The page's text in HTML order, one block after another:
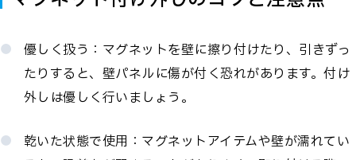
優しく扱う：マグネットを壁に擦り付けたり、引きずっ
たりすると、壁パネルに傷が付く恐れがあります。付け
外しは優しく行いましょう。
乾いた状態で使用：マグネットアイテムや壁が濡れてい